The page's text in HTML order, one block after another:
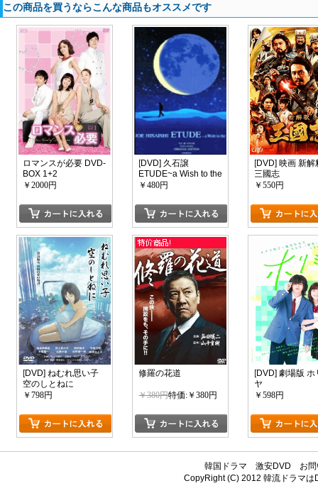
この商品を買うならこんな商品もオススメです
ロマンスが必要 DVD-
BOX 1+2
￥2000円
[DVD] 久石譲
ETUDE~a Wish to the
Moon~
￥480円
[DVD] 映画 新解
三國志
￥550円
[DVD] ねむれ思い子
空のしとねに
￥798円
修羅の花道
￥380円特価:￥380円
[DVD] 劇場版 ホ
ヤ
￥598円
韓国ドラマ 激安DVD
お
CopyRight (C) 2012韓流ドラマは